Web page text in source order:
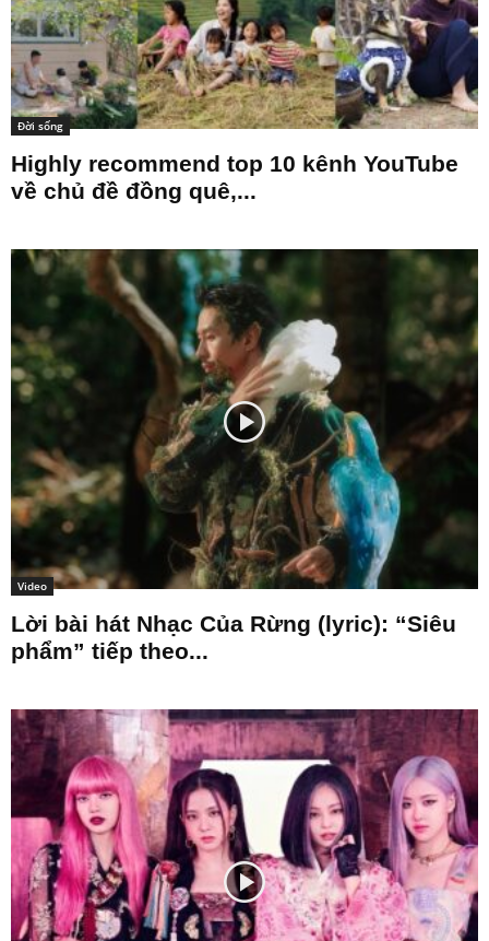
Đời sống
Highly recommend top 10 kênh YouTube
về chủ đề đồng quê,...
Video
Lời bài hát Nhạc Của Rừng (lyric): “Siêu
phẩm” tiếp theo...